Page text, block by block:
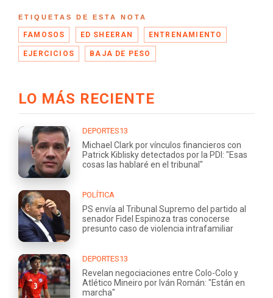
ETIQUETAS DE ESTA NOTA
FAMOSOS ED SHEERAN ENTRENAMIENTO
EJERCICIOS BAJA DE PESO
LO MÁS RECIENTE
DEPORTES13
Michael Clark por vínculos financieros con
Patrick Kiblisky detectados por la PDI: "Esas
cosas las hablaré en el tribunal"
POLÍTICA
PS envía al Tribunal Supremo del partido al
senador Fidel Espinoza tras conocerse
presunto caso de violencia intrafamiliar
DEPORTES13
Revelan negociaciones entre Colo-Colo y
Atlético Mineiro por Iván Román: "Están en
marcha"